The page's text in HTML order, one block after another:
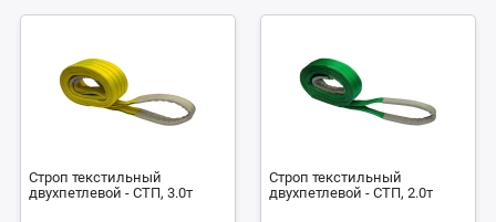
Строп текстильный
двухпетлевой - СТП, 3.0т
Строп текстильный
двухпетлевой - СТП, 2.0т